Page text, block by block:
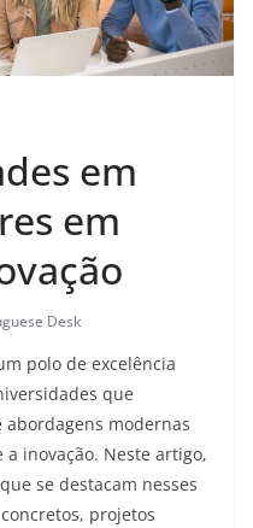
em
em
Desk
polo de excelência
que
modernas
inovação. Neste artigo,
se destacam nesses
projetos